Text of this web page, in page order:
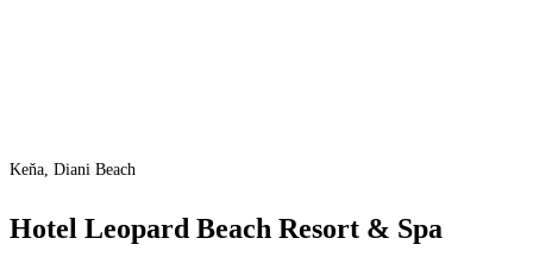
Keňa, Diani Beach
Hotel Leopard Beach Resort & Spa